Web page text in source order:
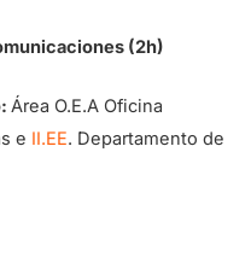
(2h)
Área O.E.A Oficina
e II.EE. Departamento de